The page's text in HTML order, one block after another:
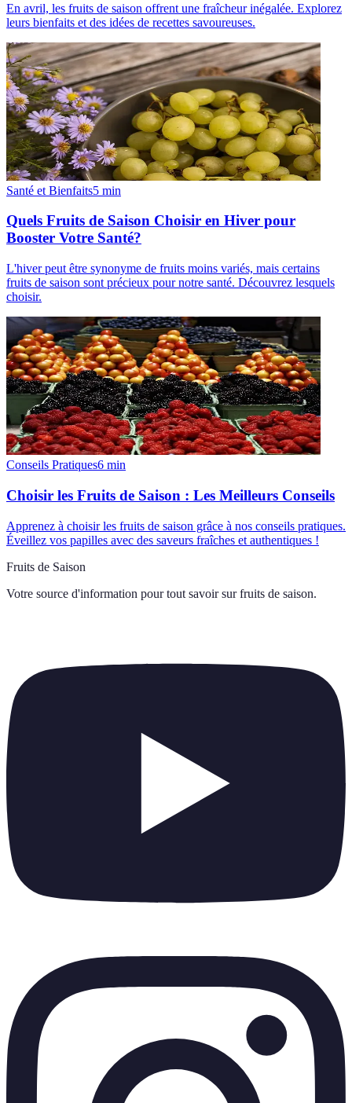
En avril, les fruits de saison offrent une fraîcheur inégalée. Explorez
leurs bienfaits et des idées de recettes savoureuses.
Santé et Bienfaits5 min
Quels Fruits de Saison Choisir en Hiver pour
Booster Votre Santé?
L'hiver peut être synonyme de fruits moins variés, mais certains
fruits de saison sont précieux pour notre santé. Découvrez lesquels
choisir.
Conseils Pratiques6 min
Choisir les Fruits de Saison : Les Meilleurs Conseils
Apprenez à choisir les fruits de saison grâce à nos conseils pratiques.
Éveillez vos papilles avec des saveurs fraîches et authentiques !
Fruits de Saison
Votre source d'information pour tout savoir sur fruits de saison.